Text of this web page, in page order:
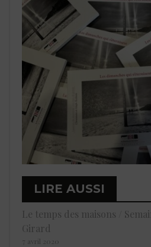
LIRE AUSSI
Le temps des maisons /
Girard
7 avril 2020